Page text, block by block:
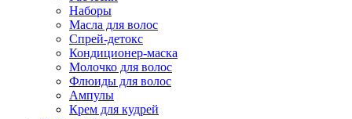
Наборы
Масла для волос
Спрей-детокс
Кондиционер-маска
Молочко для волос
Флюиды для волос
Ампулы
Крем для кудрей